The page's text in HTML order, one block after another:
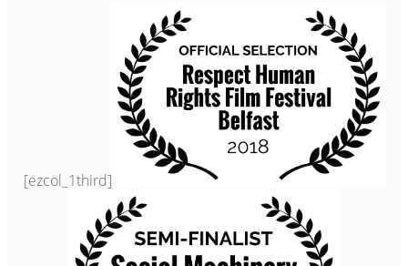
[ezcol_1third]